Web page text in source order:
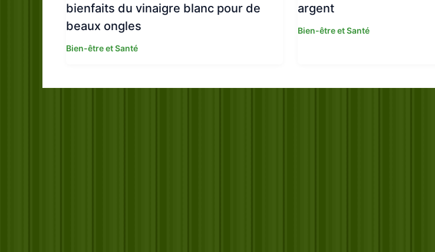
bienfaits du vinaigre blanc pour de
beaux ongles
Bien-être et Santé
argent
Bien-être et Santé